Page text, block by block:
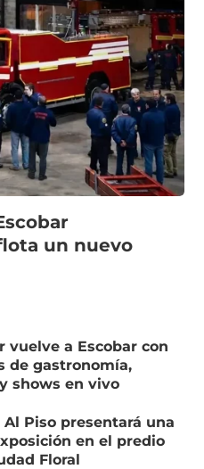
un nuevo
vuelve a Escobar con
de gastronomía,
shows en vivo
Al Piso presentará una
en el predio
Floral